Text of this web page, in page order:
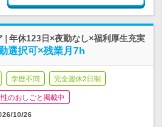
| 年休123日×夜勤なし×福利厚生充実
選択可×残業月7h
学歴不問 完全週休2日制
のおしごと掲載中
10/26